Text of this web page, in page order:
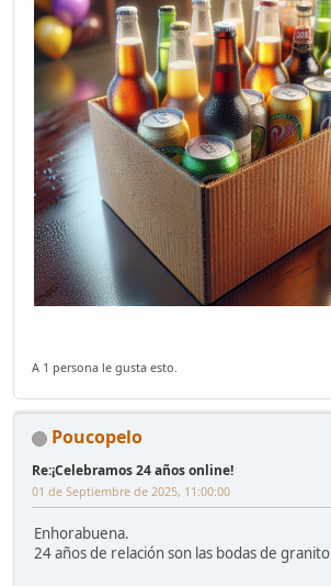
A 1 persona le gusta esto.
Poucopelo
Re:¡Celebramos 24 años online!
01 de Septiembre de 2025, 11:00:00
Enhorabuena.
24 años de relación son las bodas de granito